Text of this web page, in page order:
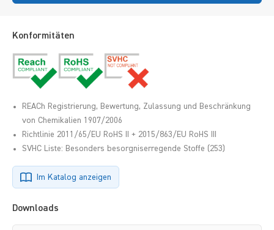
Konformitäten
REACh Registrierung, Bewertung, Zulassung und Beschränkung
von Chemikalien 1907/2006
Richtlinie 2011/65/EU RoHS II + 2015/863/EU RoHS III
SVHC Liste: Besonders besorgniserregende Stoffe (253)
Im Katalog anzeigen
Downloads